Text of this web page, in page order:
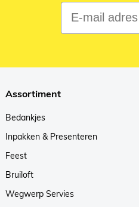
E-mail adres
Assortiment
Bedankjes
Inpakken & Presenteren
Feest
Bruiloft
Wegwerp Servies